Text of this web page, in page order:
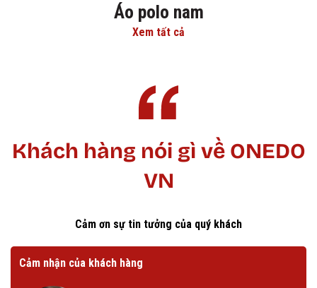
Áo polo nam
Xem tất cả
Khách hàng nói gì về ONEDO
VN
Cảm ơn sự tin tưởng của quý khách
Cảm nhận của khách hàng